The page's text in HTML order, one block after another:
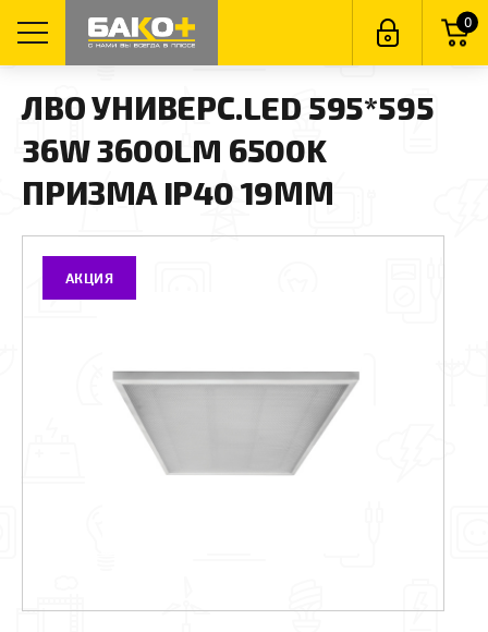
0
ЛВО УНИВЕРС.LED 595*595
36W 3600LM 6500K
ПРИЗМА IP40 19ММ
АКЦИЯ